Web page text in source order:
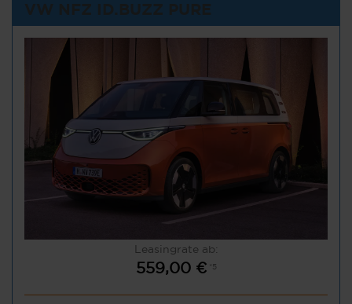
Leasingrate ab:
559,00 €*5